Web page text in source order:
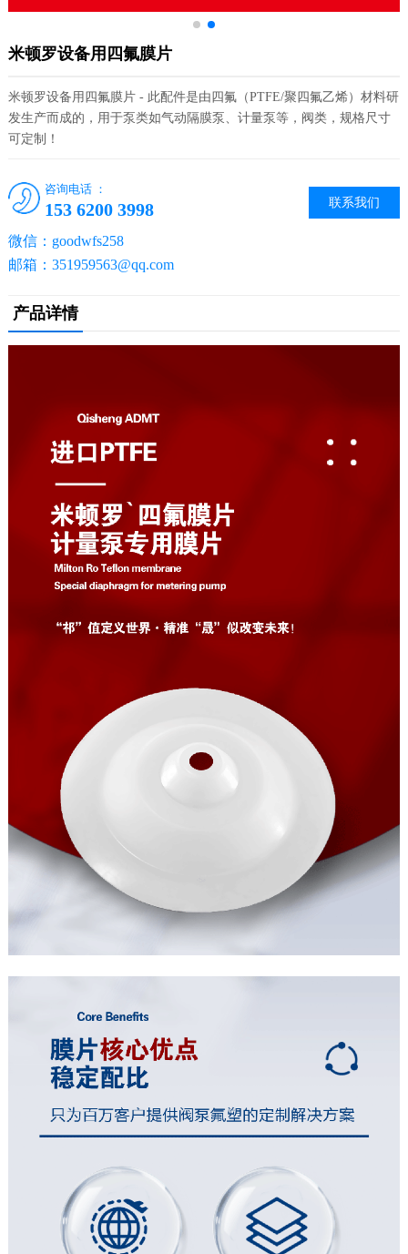
米顿罗设备用四氟膜片
米顿罗设备用四氟膜片 - 此配件是由四氟（PTFE/聚四氟乙烯）材料研
发生产而成的，用于泵类如气动隔膜泵、计量泵等，阀类，规格尺寸
可定制！
联系我们
咨询电话 ：
153 6200 3998
微信：goodwfs258
邮箱：351959563@qq.com
产品详情